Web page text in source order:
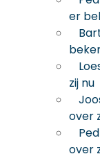
er
zij nu
over
over